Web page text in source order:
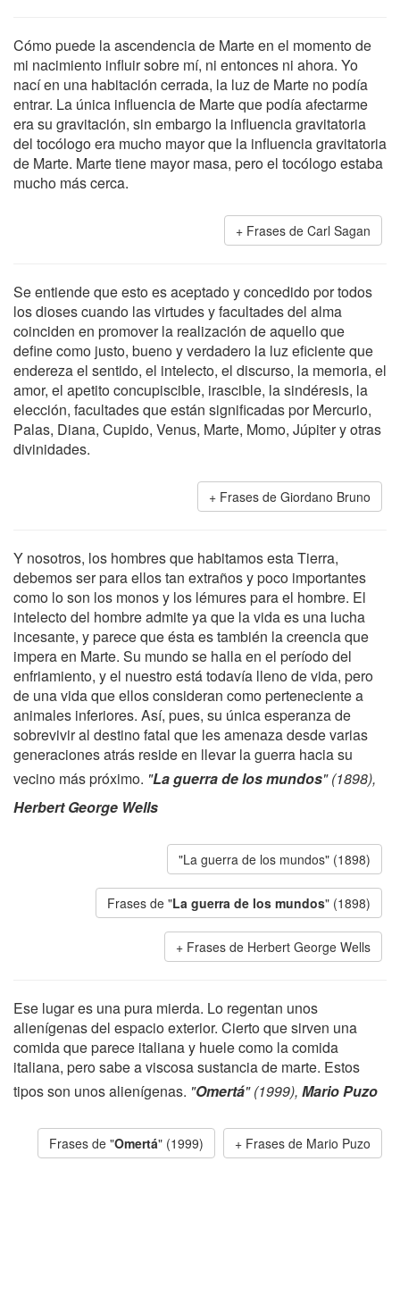
Cómo puede la ascendencia de Marte en el momento de
mi nacimiento influir sobre mí, ni entonces ni ahora. Yo
nací en una habitación cerrada, la luz de Marte no podía
entrar. La única influencia de Marte que podía afectarme
era su gravitación, sin embargo la influencia gravitatoria
del tocólogo era mucho mayor que la influencia gravitatoria
de Marte. Marte tiene mayor masa, pero el tocólogo estaba
mucho más cerca.
Frases de Carl Sagan
Se entiende que esto es aceptado y concedido por todos
los dioses cuando las virtudes y facultades del alma
coinciden en promover la realización de aquello que
define como justo, bueno y verdadero la luz eficiente que
endereza el sentido, el intelecto, el discurso, la memoria, el
amor, el apetito concupiscible, irascible, la sindéresis, la
elección, facultades que están significadas por Mercurio,
Palas, Diana, Cupido, Venus, Marte, Momo, Júpiter y otras
divinidades.
Frases de Giordano Bruno
Y nosotros, los hombres que habitamos esta Tierra,
debemos ser para ellos tan extraños y poco importantes
como lo son los monos y los lémures para el hombre. El
intelecto del hombre admite ya que la vida es una lucha
incesante, y parece que ésta es también la creencia que
impera en Marte. Su mundo se halla en el período del
enfriamiento, y el nuestro está todavía lleno de vida, pero
de una vida que ellos consideran como perteneciente a
animales inferiores. Así, pues, su única esperanza de
sobrevivir al destino fatal que les amenaza desde varias
generaciones atrás reside en llevar la guerra hacia su
vecino más próximo. "La guerra de los mundos" (1898),
Herbert George Wells
"La guerra de los mundos" (1898)
Frases de "La guerra de los mundos" (1898)
Frases de Herbert George Wells
Ese lugar es una pura mierda. Lo regentan unos
alienígenas del espacio exterior. Cierto que sirven una
comida que parece italiana y huele como la comida
italiana, pero sabe a viscosa sustancia de marte. Estos
tipos son unos alienígenas. "Omertá" (1999), Mario Puzo
Frases de "Omertá" (1999) Frases de Mario Puzo